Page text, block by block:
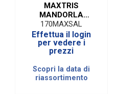
MAXTRIS
MANDORLA
SALATA E
CARAMELLO
170MAXSAL
Effettua il login
per vedere i
prezzi
Scopri la data di
riassortimento